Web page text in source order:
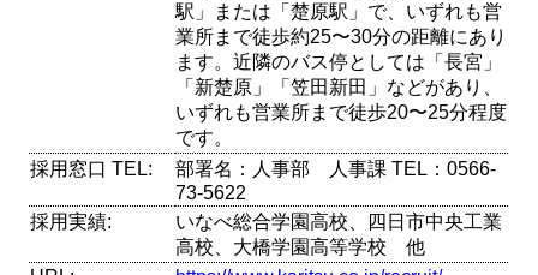
駅」または「楚原駅」で、いずれも営
業所まで徒歩約25〜30分の距離にあり
ます。近隣のバス停としては「長宮」
「新楚原」「笠田新田」などがあり、
いずれも営業所まで徒歩20〜25分程度
です。
採用窓口 TEL:
部署名：人事部 人事課 TEL：0566-
73-5622
採用実績:
いなべ総合学園高校、四日市中央工業
高校、大橋学園高等学校 他